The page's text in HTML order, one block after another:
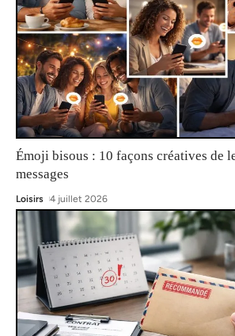
Émoji bisous : 10 façons créatives de
messages
Loisirs 4 juillet 2026